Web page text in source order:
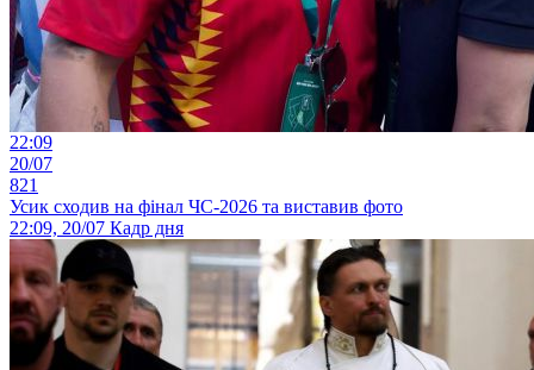
22:09
20/07
821
Усик сходив на фінал ЧС-2026 та виставив фото
22:09, 20/07 Кадр дня